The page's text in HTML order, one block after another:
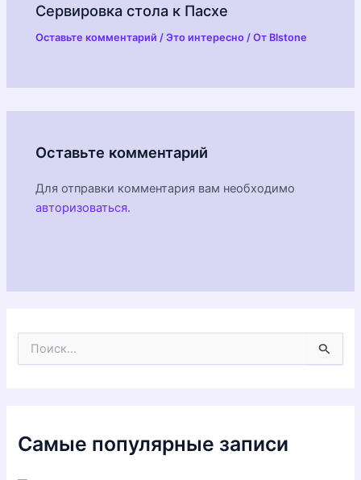
Сервировка стола к Пасхе
Оставьте комментарий /Это интересно / От Blstone
Оставьте комментарий
Для отправки комментария вам необходимо
авторизоваться.
Самые популярные записи